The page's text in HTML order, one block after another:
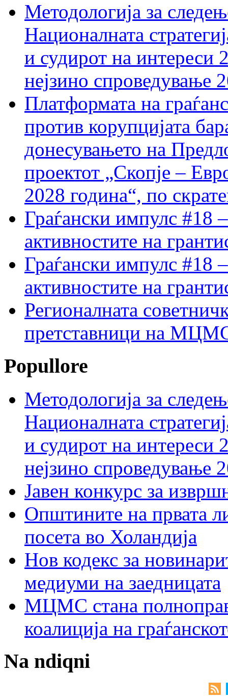
Методологија за
Националната
и судирот на интереси
нејзино спроведување
Платформата на
против корупцијата
донесувањето на
проектот „Скопје –
2028 година“, по
Граѓански импулс #18
активностите на
Граѓански импулс #18
активностите на
Регионалната
претставници на МЦМС
Popullore
Методологија за
Националната
и судирот на интереси
нејзино спроведување
Јавен конкурс за
Општините на првата
посета во Холандија
Нов кодекс за
медиуми на заедницата
МЦМС стана
коалиција на
Na ndiqni